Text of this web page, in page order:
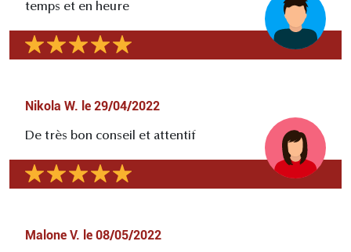
temps et en heure
Nikola W. le 29/04/2022
De très bon conseil et attentif
Malone V. le 08/05/2022